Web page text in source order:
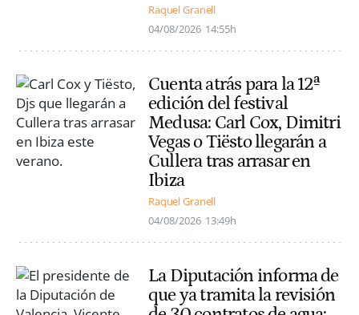
Raquel Granell
04/08/2026 14:55h
Cuenta atrás para la 12ª
edición del festival
Medusa: Carl Cox, Dimitri
Vegas o Tiësto llegarán a
Cullera tras arrasar en
Ibiza
Raquel Granell
04/08/2026 13:49h
La Diputación informa de
que ya tramita la revisión